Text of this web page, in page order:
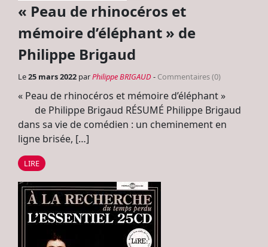
« Peau de rhinocéros et
mémoire d’éléphant » de
Philippe Brigaud
Le25 mars 2022 parPhilippe BRIGAUD - Commentaires (0)
« Peau de rhinocéros et mémoire d’éléphant »
de Philippe Brigaud RÉSUMÉ Philippe Brigaud
dans sa vie de comédien : un cheminement en
ligne brisée, […]
LIRE